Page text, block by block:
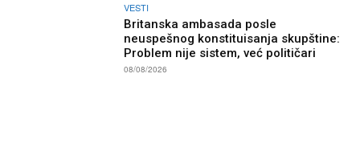
VESTI
Britanska ambasada posle
neuspešnog konstituisanja skupštine:
Problem nije sistem, već političari
08/08/2026